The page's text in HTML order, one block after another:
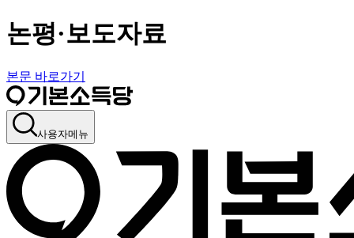
논평·보도자료
본문 바로가기
사용자메뉴